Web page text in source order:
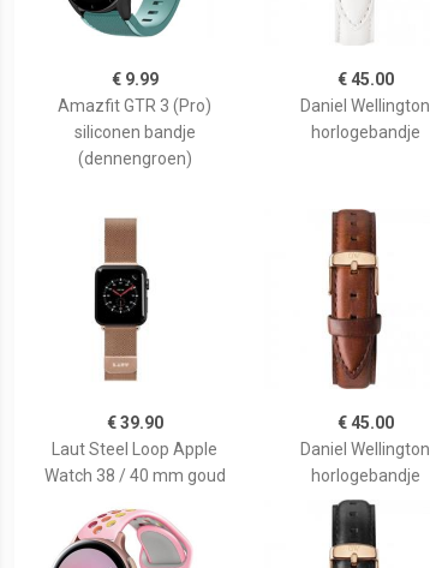
€ 9.99
Amazfit GTR 3 (Pro)
siliconen bandje
(dennengroen)
€ 45.00
Daniel Wellington
horlogebandje
€ 39.90
Laut Steel Loop Apple
Watch 38 / 40 mm goud
€ 45.00
Daniel Wellington
horlogebandje